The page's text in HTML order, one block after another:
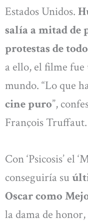
Estados Unidos.
salía a mitad de
protestas de
a ello, el filme
mundo. “Lo que
cine puro”,
François Truffaut.
Con ‘Psicosis’ el
conseguiría su
Oscar como
la dama de